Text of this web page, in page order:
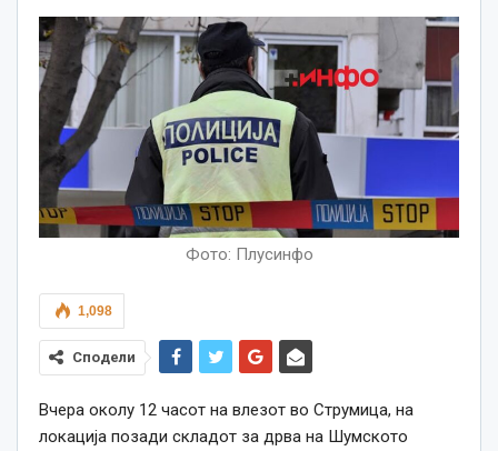
Фото: Плусинфо
1,098
Сподели
Вчера околу 12 часот на влезот во Струмица, на
локација позади складот за дрва на Шумското